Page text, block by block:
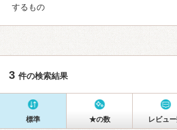
するもの
3 件の検索結果
標準 ★の数 レビュ